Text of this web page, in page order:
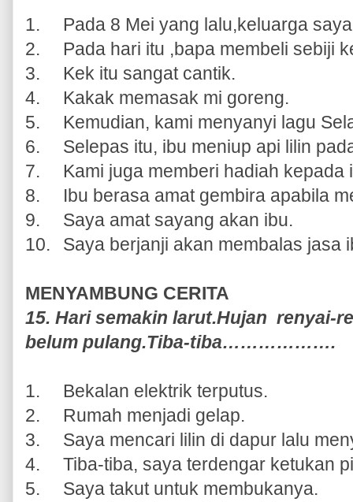
1.
Pada 8 Mei yang lalu,keluarga
2.
Pada hari itu ,bapa membeli sebiji
3.
Kek itu sangat cantik.
4.
Kakak memasak mi goreng.
5.
Kemudian, kami menyanyi lagu
6.
Selepas itu, ibu meniup api lilin
7.
Kami juga memberi hadiah kepada
8.
Ibu berasa amat gembira apabila
9.
Saya amat sayang akan ibu.
10.
Saya berjanji akan membalas jasa
MENYAMBUNG CERITA
15. Hari semakin larut.Hujan renyai-
belum pulang.Tiba-tiba……………….
1.
Bekalan elektrik terputus.
2.
Rumah menjadi gelap.
3.
Saya mencari lilin di dapur lalu
4.
Tiba-tiba, saya terdengar ketukan
5.
Saya takut untuk membukanya.